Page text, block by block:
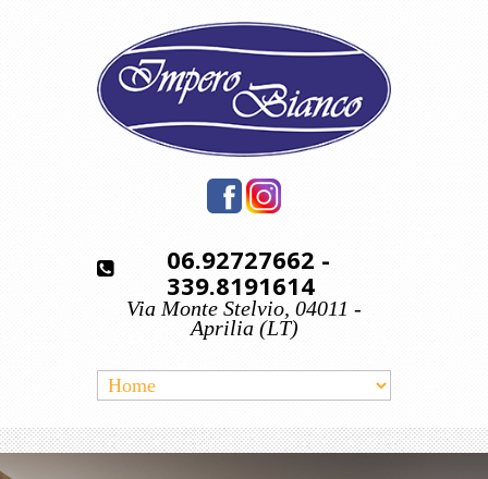
06.92727662 -
339.8191614
Via Monte Stelvio, 04011 -
Aprilia (LT)